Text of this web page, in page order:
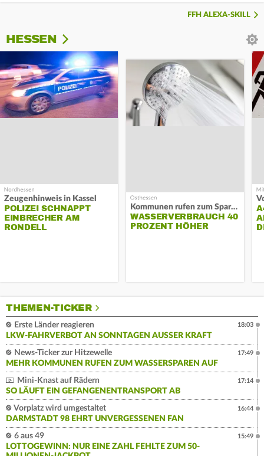
FFH ALEXA-SKILL
HESSEN
Zeugenhinweis in Kassel
POLIZEI SCHNAPPT
EINBRECHER AM
RONDELL
Kommunen rufen zum Sparen auf
WASSERVERBRAUCH 40
PROZENT HÖHER
THEMEN-TICKER
Erste Länder reagieren
LKW-FAHRVERBOT AN SONNTAGEN AUSSER KRAFT
18:03
News-Ticker zur Hitzewelle
MEHR KOMMUNEN RUFEN ZUM WASSERSPAREN AUF
17:49
Mini-Knast auf Rädern
SO LÄUFT EIN GEFANGENENTRANSPORT AB
17:14
Vorplatz wird umgestaltet
DARMSTADT 98 EHRT UNVERGESSENEN FAN
16:44
6 aus 49
LOTTOGEWINN: NUR EINE ZAHL FEHLTE ZUM 50-
15:49